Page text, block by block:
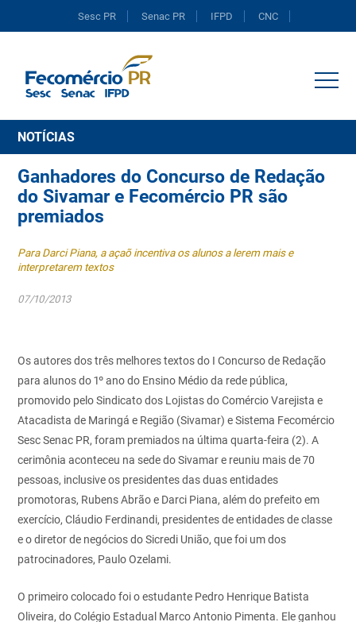
Sesc PR Senac PR IFPD CNC
NOTÍCIAS
Ganhadores do Concurso de Redação
do Sivamar e Fecomércio PR são
premiados
Para Darci Piana, a açaõ incentiva os alunos a lerem mais e
interpretarem textos
07/10/2013
Os autores dos três melhores textos do I Concurso de Redação
para alunos do 1º ano do Ensino Médio da rede pública,
promovido pelo Sindicato dos Lojistas do Comércio Varejista e
Atacadista de Maringá e Região (Sivamar) e Sistema Fecomércio
Sesc Senac PR, foram premiados na última quarta-feira (2). A
cerimônia aconteceu na sede do Sivamar e reuniu mais de 70
pessoas, inclusive os presidentes das duas entidades
promotoras, Rubens Abrão e Darci Piana, além do prefeito em
exercício, Cláudio Ferdinandi, presidentes de entidades de classe
e o diretor de negócios do Sicredi União, que foi um dos
patrocinadores, Paulo Ozelami.
O primeiro colocado foi o estudante Pedro Henrique Batista
Oliveira, do Colégio Estadual Marco Antonio Pimenta. Ele ganhou